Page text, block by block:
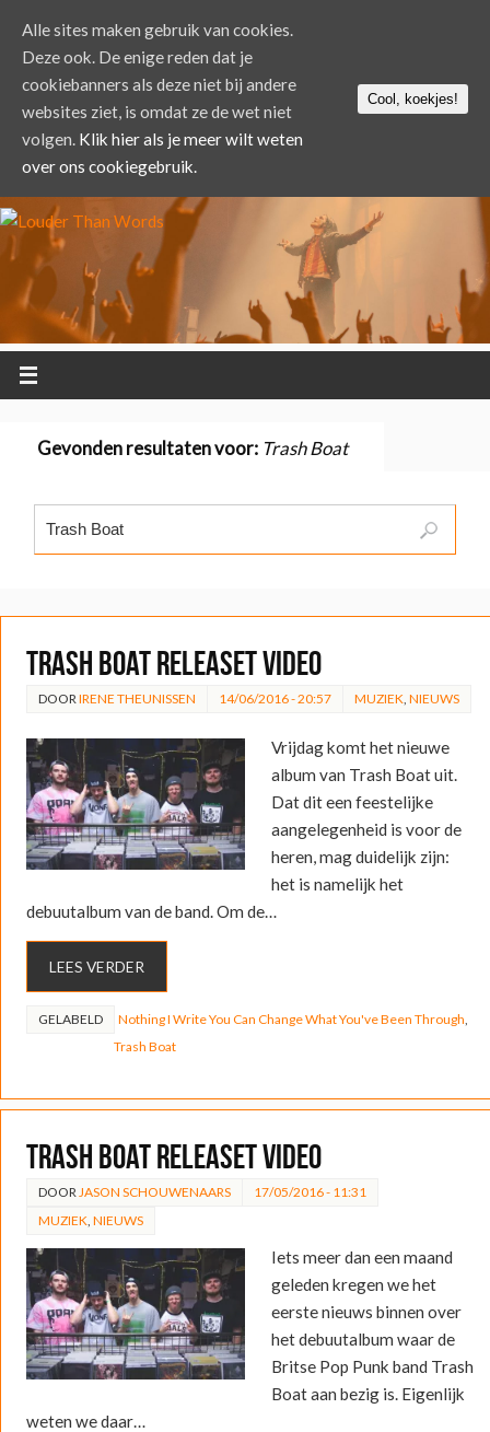
Gevonden resultaten voor: Trash Boat
Trash Boat releaset video
DOOR IRENE THEUNISSEN 14/06/2016 - 20:57 MUZIEK NIEUWS
Vrijdag komt het nieuwe
album van Trash Boat uit.
Dat dit een feestelijke
aangelegenheid is voor de
heren, mag duidelijk zijn:
het is namelijk het
debuutalbum van de band. Om de…
LEES VERDER
GELABELD Nothing I Write You Can Change What You've Been Through
Trash Boat
Trash Boat releaset video
DOOR JASON SCHOUWENAARS
17/05/2016 - 11:31
MUZIEK NIEUWS
Iets meer dan een maand
geleden kregen we het
eerste nieuws binnen over
het debuutalbum waar de
Britse Pop Punk band Trash
Boat aan bezig is. Eigenlijk
weten we daar…
Alle sites maken gebruik van cookies.
Deze ook. De enige reden dat je
cookiebanners als deze niet bij andere
websites ziet, is omdat ze de wet niet
volgen. Klik hier als je meer wilt weten
over ons cookiegebruik.
Cool, koekjes!